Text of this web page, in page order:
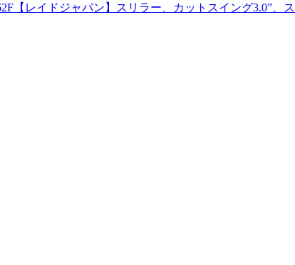
【レイドジャパン】スリラー、カットスイング3.0”、